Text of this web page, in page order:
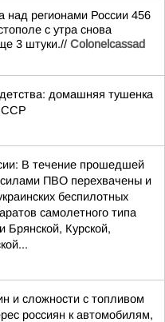
регионами России 456
с утра снова
3 штуки.// Colonelcassad
детства: домашняя тушенка
В течение прошедшей
ПВО перехвачены и
беспилотных
самолетного типа
Брянской, Курской,
и сложности с топливом
россиян к автомобилям,